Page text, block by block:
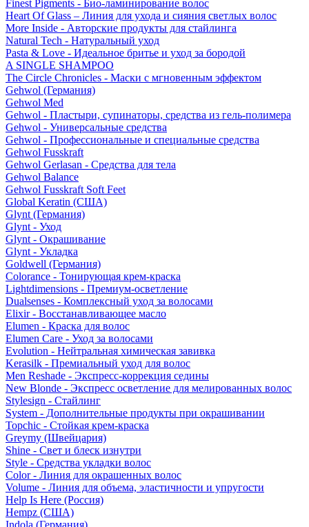
Finest Pigments - Био-ламинирование волос
Heart Of Glass – Линия для ухода и сияния светлых волос
More Inside - Авторские продукты для стайлинга
Natural Tech - Натуральный уход
Pasta & Love - Идеальное бритье и уход за бородой
A SINGLE SHAMPOO
The Circle Chronicles - Маски с мгновенным эффектом
Gehwol (Германия)
Gehwol Med
Gehwol - Пластыри, супинаторы, средства из гель-полимера
Gehwol - Универсальные средства
Gehwol - Профессиональные и специальные средства
Gehwol Fusskraft
Gehwol Gerlasan - Средства для тела
Gehwol Balance
Gehwol Fusskraft Soft Feet
Global Keratin (США)
Glynt (Германия)
Glynt - Уход
Glynt - Окрашивание
Glynt - Укладка
Goldwell (Германия)
Colorance - Тонирующая крем-краска
Lightdimensions - Премиум-осветление
Dualsenses - Комплексный уход за волосами
Elixir - Восстанавливающее масло
Elumen - Краска для волос
Elumen Care - Уход за волосами
Evolution - Нейтральная химическая завивка
Kerasilk - Премиальный уход для волос
Men Reshade - Экспресс-коррекция седины
New Blonde - Экспресс осветление для мелированных волос
Stylesign - Стайлинг
System - Дополнительные продукты при окрашивании
Topchic - Стойкая крем-краска
Greymy (Швейцария)
Shine - Свет и блеск изнутри
Style - Средства укладки волос
Color - Линия для окрашенных волос
Volume - Линия для объема, эластичности и упругости
Help Is Here (Россия)
Hempz (США)
Indola (Германия)